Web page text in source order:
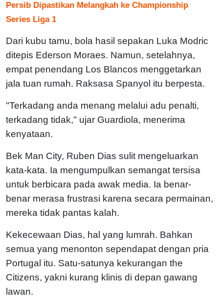
Persib Dipastikan Melangkah ke Championship
Series Liga 1
Dari kubu tamu, bola hasil sepakan Luka Modric
ditepis Ederson Moraes. Namun, setelahnya,
empat penendang Los Blancos menggetarkan
jala tuan rumah. Raksasa Spanyol itu berpesta.
"Terkadang anda menang melalui adu penalti,
terkadang tidak," ujar Guardiola, menerima
kenyataan.
Bek Man City, Ruben Dias sulit mengeluarkan
kata-kata. Ia mengumpulkan semangat tersisa
untuk berbicara pada awak media. Ia benar-
benar merasa frustrasi karena secara permainan,
mereka tidak pantas kalah.
Kekecewaan Dias, hal yang lumrah. Bahkan
semua yang menonton sependapat dengan pria
Portugal itu. Satu-satunya kekurangan the
Citizens, yakni kurang klinis di depan gawang
lawan.